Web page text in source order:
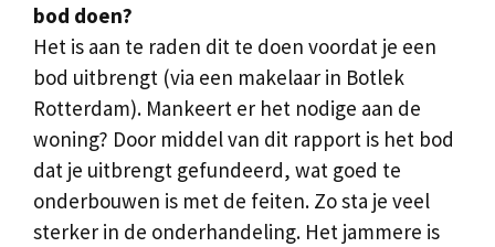
bod doen?
Het is aan te raden dit te doen voordat je een
bod uitbrengt (via een makelaar in Botlek
Rotterdam). Mankeert er het nodige aan de
woning? Door middel van dit rapport is het bod
dat je uitbrengt gefundeerd, wat goed te
onderbouwen is met de feiten. Zo sta je veel
sterker in de onderhandeling. Het jammere is